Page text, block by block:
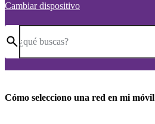
Cambiar dispositivo
¿qué buscas?
Cómo selecciono una red en mi móvil